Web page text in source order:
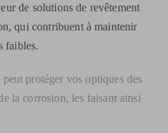
de solutions de revêtement
qui contribuent à maintenir
faibles.
protéger vos optiques des
la corrosion, les faisant ainsi